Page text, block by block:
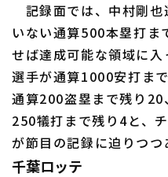
記録面では、中村剛也
いない通算500本塁打ま
せば達成可能な領域に
選手が通算1000安打ま
通算200盗塁まで残り
250犠打まで残り4と、
が節目の記録に迫りつつ
千葉ロッテ